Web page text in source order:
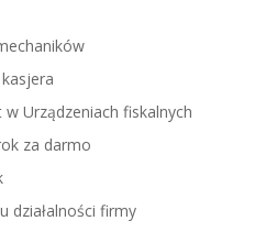
Urządzeniach fiskalnych
za darmo
działalności firmy